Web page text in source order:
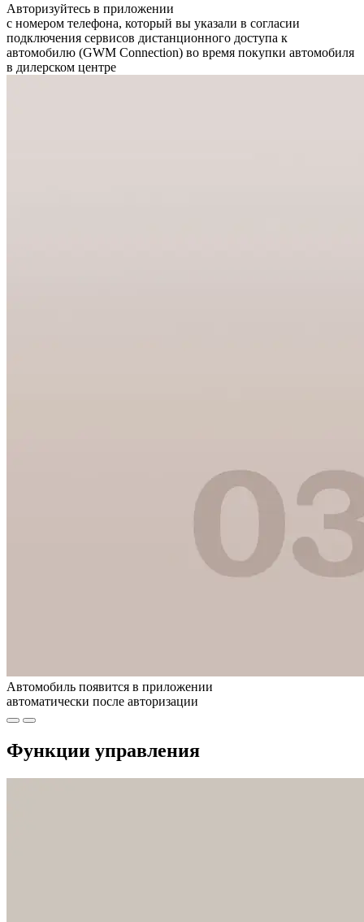
Авторизуйтесь в приложении
с номером телефона, который вы указали в согласии
подключения сервисов дистанционного доступа к
автомобилю (GWM Connection) во время покупки автомобиля
в дилерском центре
Автомобиль появится в приложении
автоматически после авторизации
Функции управления